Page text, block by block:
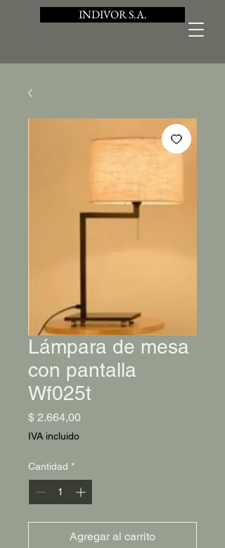
INDIVOR S.A.
Lámpara de mesa
con pantalla
Wf025t
$ 2.664,00Precio
IVA incluido
Cantidad *
Agregar al carrito